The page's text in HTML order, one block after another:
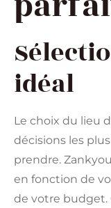
idéal
Le choix du lieu
décisions les
prendre.
en fonction de
de votre budget.